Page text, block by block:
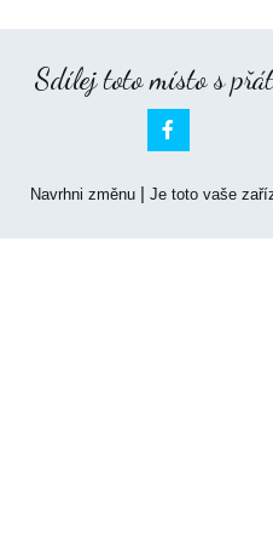
Sdílej toto místo s

Navrhni změnu| Je toto vaše